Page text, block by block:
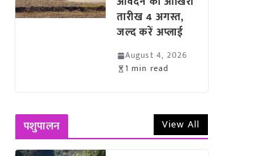
तारीख 4 अगस्त,
जल्द करें अप्लाई
August 4, 2026
1 min read
पशुपालन View All